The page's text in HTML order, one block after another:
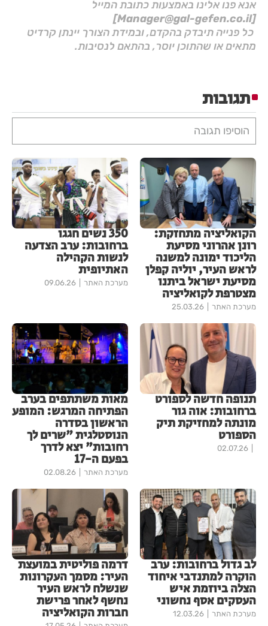
אנא פנו אלינו באמצעות כתובת המייל
[Manager@gal-gefen.co.il]
כל פנייה תיבדק בהקדם, ובמידת הצורך יינתן קרדיט
מתאים או שהתוכן יוסר, בהתאם לנסיבות.
תגובות
הוסיפו תגובה
הקואליציה מתחזקת:
רונן אהרוני מסיעת
הליכוד ימונה למשנה
לראש העיר, יוליה קפלן
מסיעת ישראל ביתנו
מצטרפת לקואליציה
מערכת האתר 25.03.26
350 נשים חגגו
ברחובות: ערב הצדעה
לנשות הקהילה
האתיופית
מערכת האתר 09.06.26
תנופה חדשה לספורט
ברחובות: אוה גור
מונתה למחזיקת תיק
הספורט
02.07.26
מאות משתתפים בערב
הפתיחה המרגש: המופע
הראשון בסדרה
הנוסטלגית "שרים לך
רחובות" יצא לדרך
בפעם ה-17
מערכת האתר 02.08.26
לב גדול ברחובות: ערב
הוקרה למתנדבי איחוד
הצלה ביוזמת איש
העסקים אסף נחשוני
מערכת האתר 12.03.26
דרמה פוליטית במועצת
העיר: מסמך העקרונות
שנשלח לראש העיר
נחשף לאחר פרישת
חברות הקואליציה